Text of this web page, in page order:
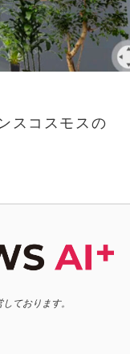
スコスモスの
ております。